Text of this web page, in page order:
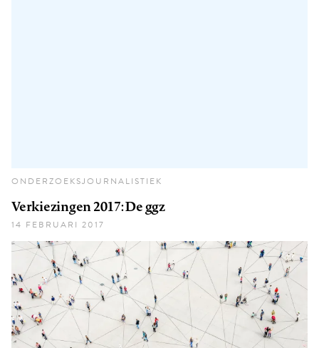
ONDERZOEKSJOURNALISTIEK
Verkiezingen 2017: De ggz
14 FEBRUARI 2017